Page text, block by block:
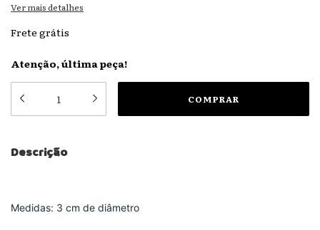
Ver mais detalhes
Frete grátis
Atenção, última peça!
Descrição
Medidas: 3 cm de diâmetro